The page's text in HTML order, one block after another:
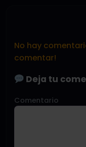
No hay
comentar!
Deja tu
Comentario